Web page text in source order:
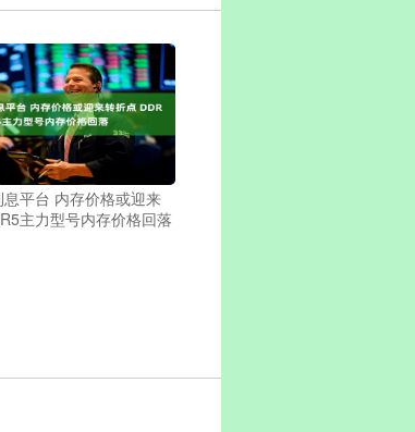
平台 内存价格或迎来
主力型号内存价格回落